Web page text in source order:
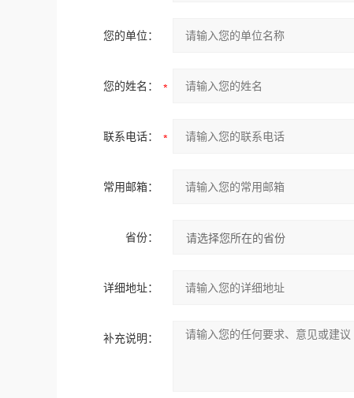
您的单位：
您的姓名：
联系电话：
常用邮箱：
省份：
详细地址：
补充说明：